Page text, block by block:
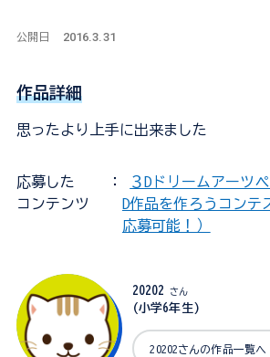
公開日 2016.3.31
作品詳細
思ったより上手に出来ました
応募した
コンテンツ
：
３Dドリームアーツ
D作品を作ろうコンテ
応募可能！）
20202 さん
(小学6年生)
20202さんの作品一覧へ